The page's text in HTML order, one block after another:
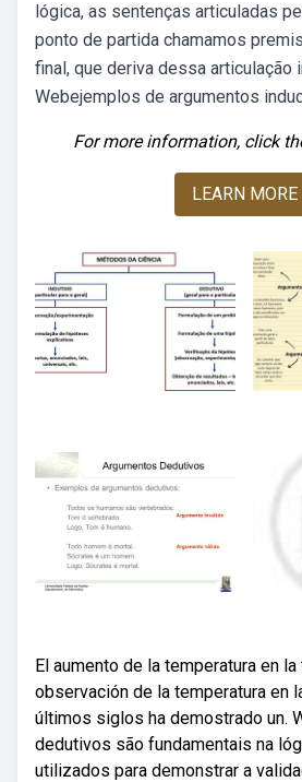
lógica, as sentenças articuladas
ponto de partida chamamos
final, que deriva dessa articulação
Webejemplos de argumentos
For more information, click
LEARN MORE
El aumento de la temperatura en la
observación de la temperatura en
últimos siglos ha demostrado un.
dedutivos são fundamentais na
utilizados para demonstrar a